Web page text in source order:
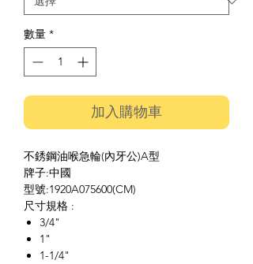
數量 *
加入購物車
不銹鋼油喉急輪(內牙公)A型
牌子:中國
型號:1920A075600(CM)
尺寸規格 :
3/4"
1"
1-1/4"